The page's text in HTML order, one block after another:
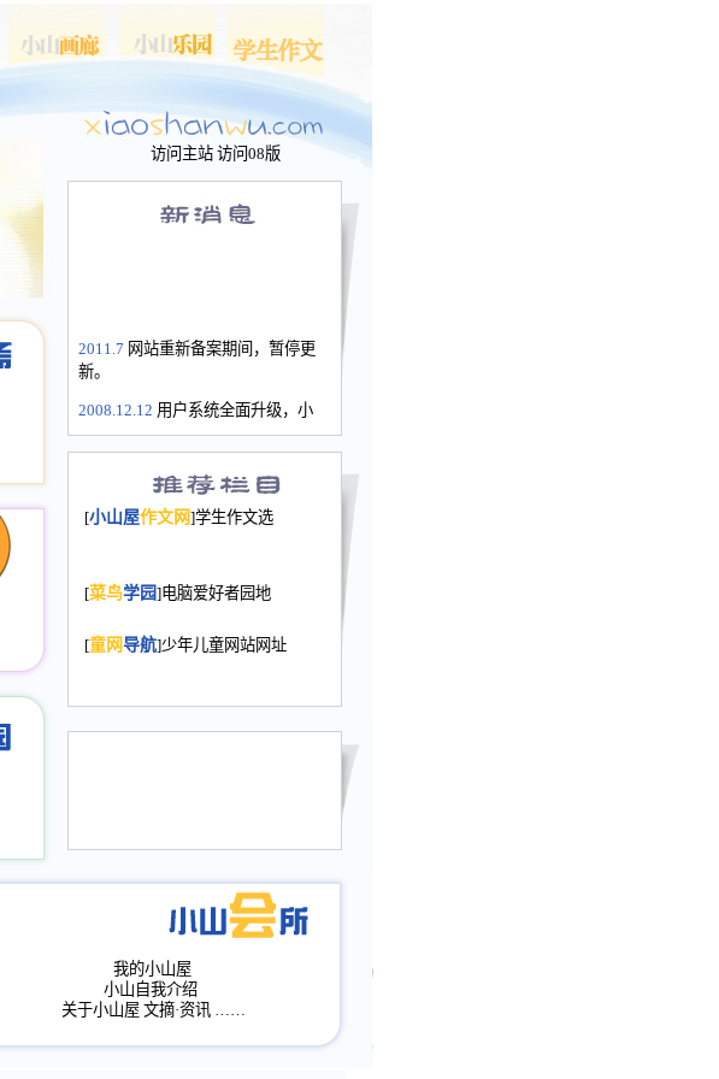
访问主站 访问08版
2011.7 网站重新备案期间，暂停更
新。
2008.12.12 用户系统全面升级，小
长会、家园网－个人空间，用户一
次注册全部通行。
2008.12.12家园网正式运行，域
年，2009版提前启用，小山屋全面
小山画廊均增加多个新栏目。。
评分、顶功能，作文宝典改版。
[小山屋作文网]学生作文选
[菜鸟学园]电脑爱好者园地
[童网导航]少年儿童网站网址
我的小山屋
小山自我介绍
关于小山屋 文摘·资讯 ……